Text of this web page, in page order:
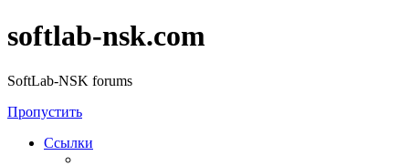
softlab-nsk.com
SoftLab-NSK forums
Пропустить
Ссылки